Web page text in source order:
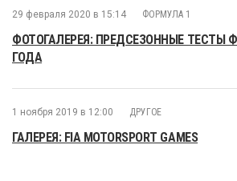
29 февраля 2020 в 15:14 ФОРМУЛА 1
ФОТОГАЛЕРЕЯ: ПРЕДСЕЗОННЫЕ ТЕСТЫ
ГОДА
1 ноября 2019 в 12:00 ДРУГОЕ
ГАЛЕРЕЯ: FIA MOTORSPORT GAMES